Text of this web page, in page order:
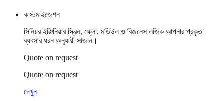
কাস্টমাইজেশন
সিনিয়র ইঞ্জিনিয়ার স্ক্রিন, ফ্লো, মডিউল ও বিজনেস লজিক আপনার প্রকৃত
ব্যবসার ধরন অনুযায়ী সাজান।
Quote on request
Quote on request
দেখুন